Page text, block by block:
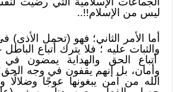
ليس من الإسلام!!..
أما الأمر الثاني؛ فهو (تحمل
والثبات عليه ؛ فلا يترك أتباع
أتباع الحق والهداية يمضون في
وأمان، بل إنهم يقفون في وجه
الله من آمن يبغونها عوجًا وضلالًا